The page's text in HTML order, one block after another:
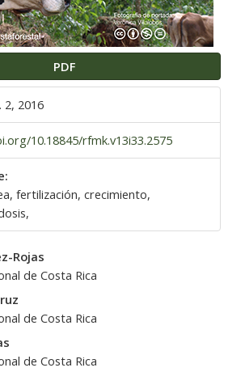
PDF
2, 2016
10.18845/rfmk.v13i33.2575
fertilización, crecimiento,
Rojas
de Costa Rica
de Costa Rica
de Costa Rica